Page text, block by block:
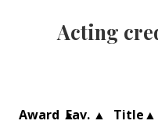
Acting
Award ▲
Fav. ▲ Title▲